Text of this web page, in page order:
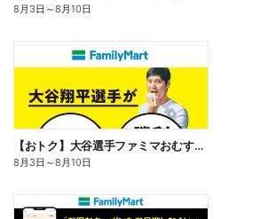
8月3日 ～8月10日
【おトク】大谷選手ファミマおむすび割
8月3日 ～8月10日